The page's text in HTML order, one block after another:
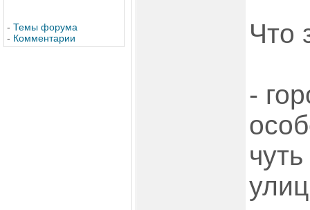
- Темы форума
- Комментарии Что
-